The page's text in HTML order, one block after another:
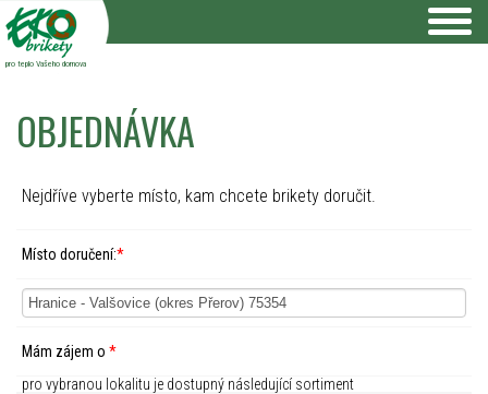
pro teplo Vašeho domova
OBJEDNÁVKA
Nejdříve vyberte místo, kam chcete brikety doručit.
Místo doručení:*
Mám zájem o *
pro vybranou lokalitu je dostupný následující sortiment